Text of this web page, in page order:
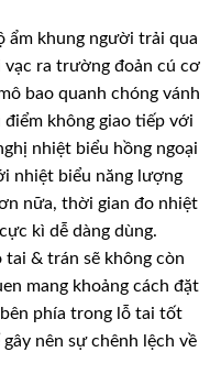
ẩm khung người trải qua
vạc ra trường đoản cú cơ
bao quanh chóng vánh
không giao tiếp với
nhiệt biểu hồng ngoại
nhiệt biểu năng lượng
nữa, thời gian đo nhiệt
kì dễ dàng dùng.
tai & trán sẽ không còn
mang khoảng cách đặt
phía trong lỗ tai tốt
nên sự chênh lệch về